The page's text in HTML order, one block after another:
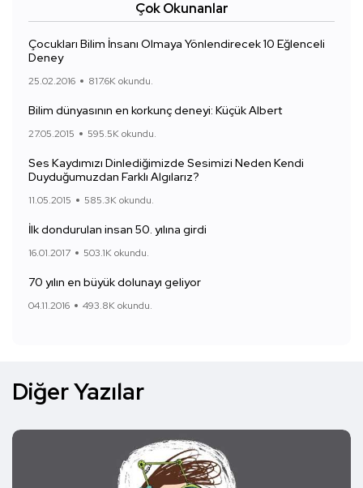
Çok Okunanlar
Çocukları Bilim İnsanı Olmaya Yönlendirecek 10 Eğlenceli
Deney
25.02.2016 817.6K okundu.
Bilim dünyasının en korkunç deneyi: Küçük Albert
27.05.2015 595.5K okundu.
Ses Kaydımızı Dinlediğimizde Sesimizi Neden Kendi
Duyduğumuzdan Farklı Algılarız?
11.05.2015 585.3K okundu.
İlk dondurulan insan 50. yılına girdi
16.01.2017 503.1K okundu.
70 yılın en büyük dolunayı geliyor
04.11.2016 493.8K okundu.
Diğer Yazılar